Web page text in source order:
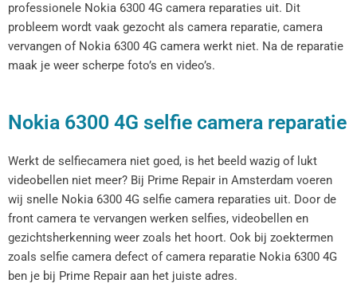
professionele Nokia 6300 4G camera reparaties uit. Dit
probleem wordt vaak gezocht als camera reparatie, camera
vervangen of Nokia 6300 4G camera werkt niet. Na de reparatie
maak je weer scherpe foto’s en video’s.
Nokia 6300 4G selfie camera reparatie
Werkt de selfiecamera niet goed, is het beeld wazig of lukt
videobellen niet meer? Bij Prime Repair in Amsterdam voeren
wij snelle Nokia 6300 4G selfie camera reparaties uit. Door de
front camera te vervangen werken selfies, videobellen en
gezichtsherkenning weer zoals het hoort. Ook bij zoektermen
zoals selfie camera defect of camera reparatie Nokia 6300 4G
ben je bij Prime Repair aan het juiste adres.